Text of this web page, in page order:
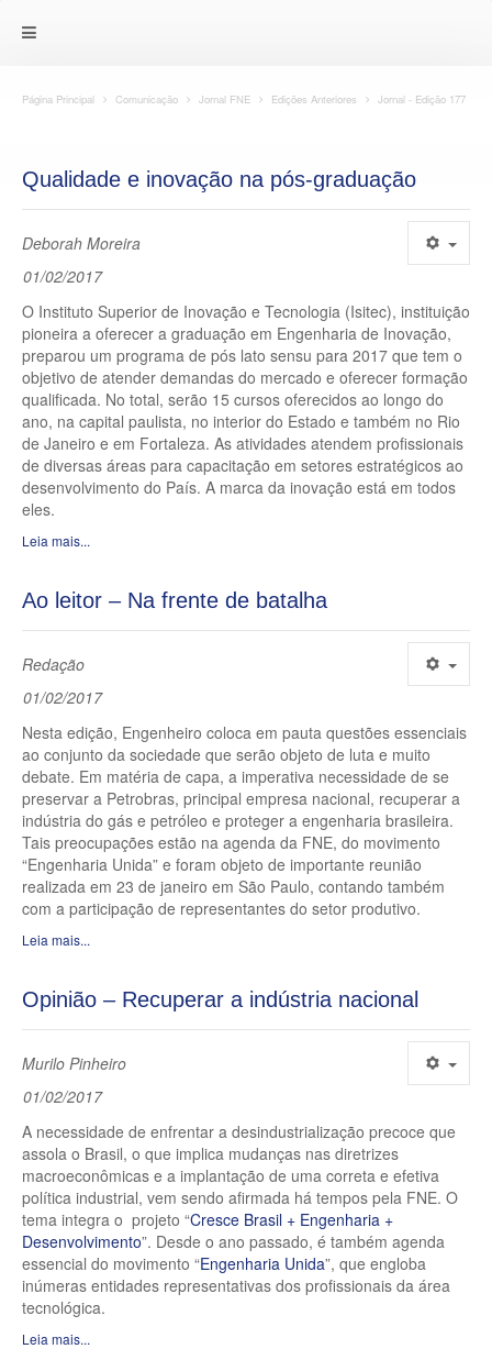
Página Principal Comunicação Jornal FNE Edições Anteriores Jornal - Edição 177
Qualidade e inovação na pós-graduação
Deborah Moreira
01/02/2017
O Instituto Superior de Inovação e Tecnologia (Isitec), instituição
pioneira a oferecer a graduação em Engenharia de Inovação,
preparou um programa de pós lato sensu para 2017 que tem o
objetivo de atender demandas do mercado e oferecer formação
qualificada. No total, serão 15 cursos oferecidos ao longo do
ano, na capital paulista, no interior do Estado e também no Rio
de Janeiro e em Fortaleza. As atividades atendem profissionais
de diversas áreas para capacitação em setores estratégicos ao
desenvolvimento do País. A marca da inovação está em todos
eles.
Leia mais...
Ao leitor – Na frente de batalha
Redação
01/02/2017
Nesta edição, Engenheiro coloca em pauta questões essenciais
ao conjunto da sociedade que serão objeto de luta e muito
debate. Em matéria de capa, a imperativa necessidade de se
preservar a Petrobras, principal empresa nacional, recuperar a
indústria do gás e petróleo e proteger a engenharia brasileira.
Tais preocupações estão na agenda da FNE, do movimento
“Engenharia Unida” e foram objeto de importante reunião
realizada em 23 de janeiro em São Paulo, contando também
com a participação de representantes do setor produtivo.
Leia mais...
Opinião – Recuperar a indústria nacional
Murilo Pinheiro
01/02/2017
A necessidade de enfrentar a desindustrialização precoce que
assola o Brasil, o que implica mudanças nas diretrizes
macroeconômicas e a implantação de uma correta e efetiva
política industrial, vem sendo afirmada há tempos pela FNE. O
tema integra o projeto “Cresce Brasil + Engenharia +
Desenvolvimento”. Desde o ano passado, é também agenda
essencial do movimento “Engenharia Unida”, que engloba
inúmeras entidades representativas dos profissionais da área
tecnológica.
Leia mais...